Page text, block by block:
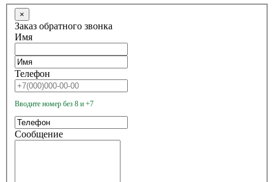
×
Заказ обратного звонка
Имя
Телефон
Вводите номер без 8 и +7
Сообщение